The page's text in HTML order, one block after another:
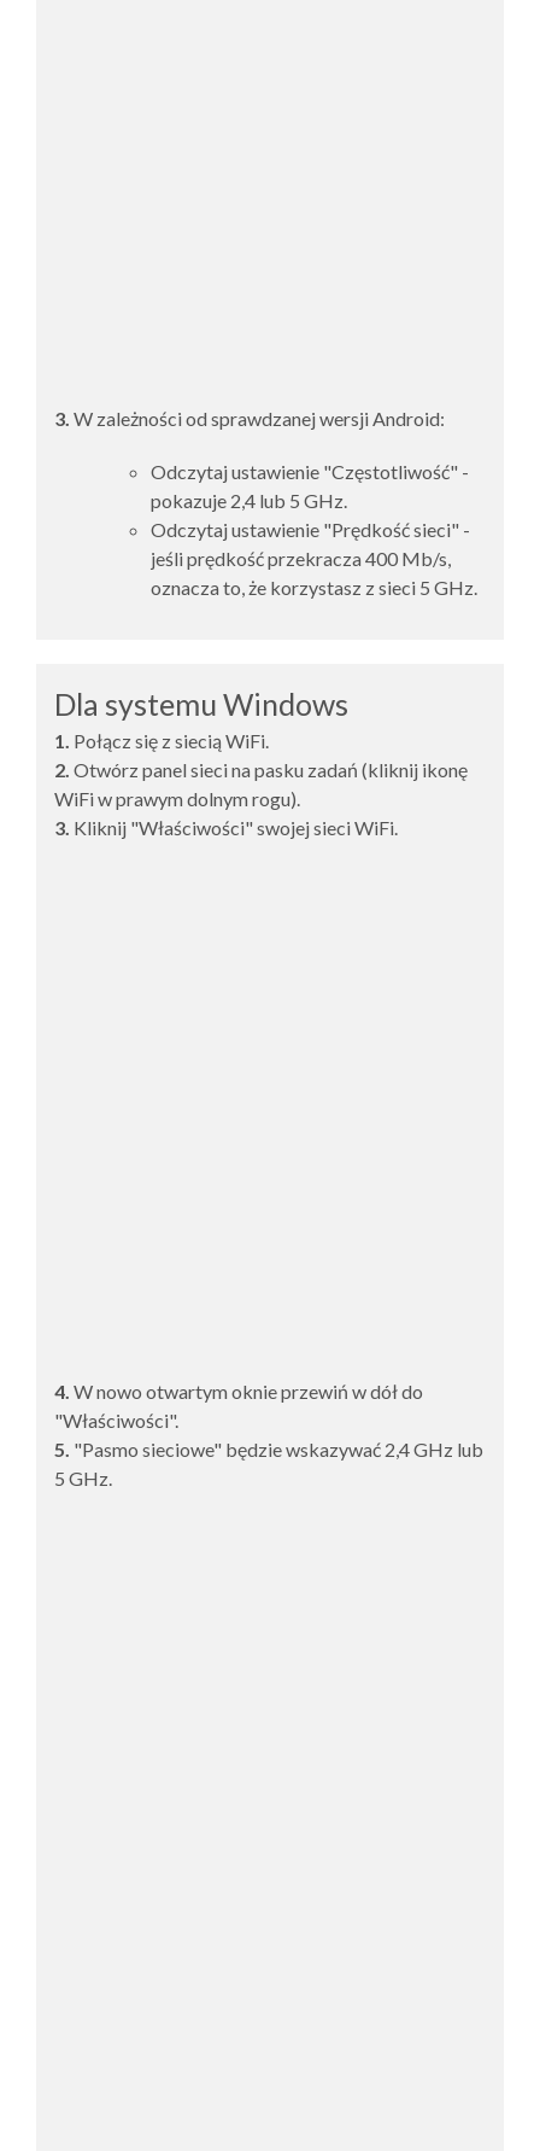
3. W zależności od sprawdzanej wersji Android:
Odczytaj ustawienie "Częstotliwość" -
pokazuje 2,4 lub 5 GHz.
Odczytaj ustawienie "Prędkość sieci" -
jeśli prędkość przekracza 400 Mb/s,
oznacza to, że korzystasz z sieci 5 GHz.
Dla systemu Windows
1. Połącz się z siecią WiFi.
2. Otwórz panel sieci na pasku zadań (kliknij ikonę
WiFi w prawym dolnym rogu).
3. Kliknij "Właściwości" swojej sieci WiFi.
4. W nowo otwartym oknie przewiń w dół do
"Właściwości".
5. "Pasmo sieciowe" będzie wskazywać 2,4 GHz lub
5 GHz.